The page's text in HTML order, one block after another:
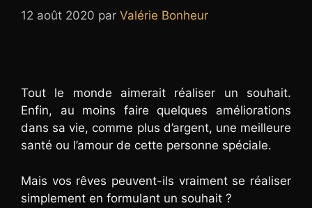
12 août 2020 par Valérie Bonheur
Tout le monde aimerait réaliser un souhait.
Enfin, au moins faire quelques améliorations
dans sa vie, comme plus d’argent, une meilleure
santé ou l’amour de cette personne spéciale.
Mais vos rêves peuvent-ils vraiment se réaliser
simplement en formulant un souhait ?